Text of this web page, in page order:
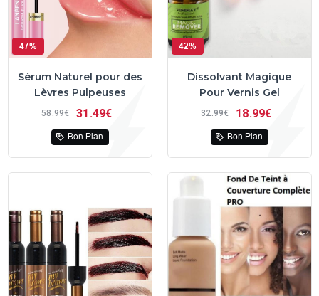
47%
Sérum Naturel pour des
Lèvres Pulpeuses
58 99€ 31 49€
Bon Plan
42%
Dissolvant Magique
Pour Vernis Gel
32 99€ 18 99€
Bon Plan